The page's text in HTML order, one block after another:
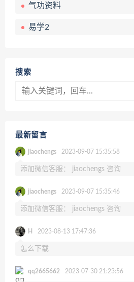
气功资料
易学2
搜索
最新留言
jiaochengs 2023-09-07 15:35:58
添加微信客服： jiaochengs 咨询
jiaochengs 2023-09-07 15:35:46
添加微信客服： jiaochengs 咨询
H 2023-08-13 17:47:36
怎么下载
qq2665662 2023-07-30 21:23:56